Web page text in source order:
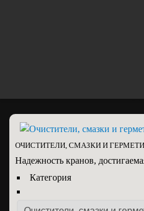
ОЧИСТИТЕЛИ, СМАЗКИ И
Надежность кранов,
Категория